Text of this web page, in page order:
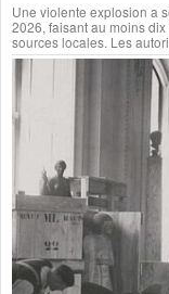
Une violente explosion a
2026, faisant au moins
sources locales. Les